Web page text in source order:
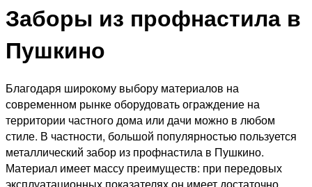
Заборы из профнастила в
Пушкино
Благодаря широкому выбору материалов на
современном рынке оборудовать ограждение на
территории частного дома или дачи можно в любом
стиле. В частности, большой популярностью пользуется
металлический забор из профнастила в Пушкино.
Материал имеет массу преимуществ: при передовых